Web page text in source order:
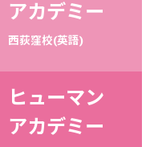
アカデミー
西荻窪校(英語)
ヒューマン
アカデミー